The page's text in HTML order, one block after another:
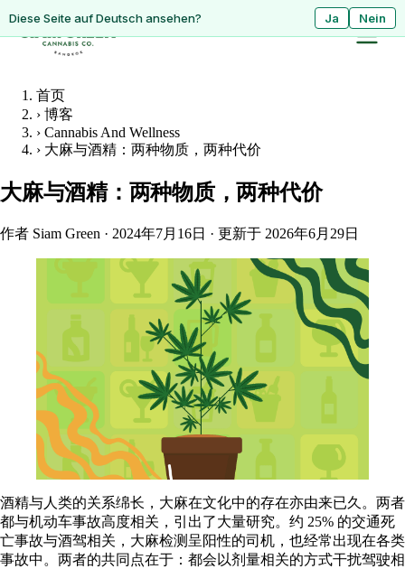
ดูหน้านี้เป็นภาษาไทย? ใช่ ไม่ใช่
Diese Seite auf Deutsch ansehen? Ja Nein
首页
› 博客
› Cannabis And Wellness
› 大麻与酒精：两种物质，两种代价
大麻与酒精：两种物质，两种代价
作者 Siam Green · 2024年7月16日 · 更新于 2026年6月29日
酒精与人类的关系绵长，大麻在文化中的存在亦由来已久。两者
都与机动车事故高度相关，引出了大量研究。约 25% 的交通死
亡事故与酒驾相关，大麻检测呈阳性的司机，也经常出现在各类
事故中。两者的共同点在于：都会以剂量相关的方式干扰驾驶相